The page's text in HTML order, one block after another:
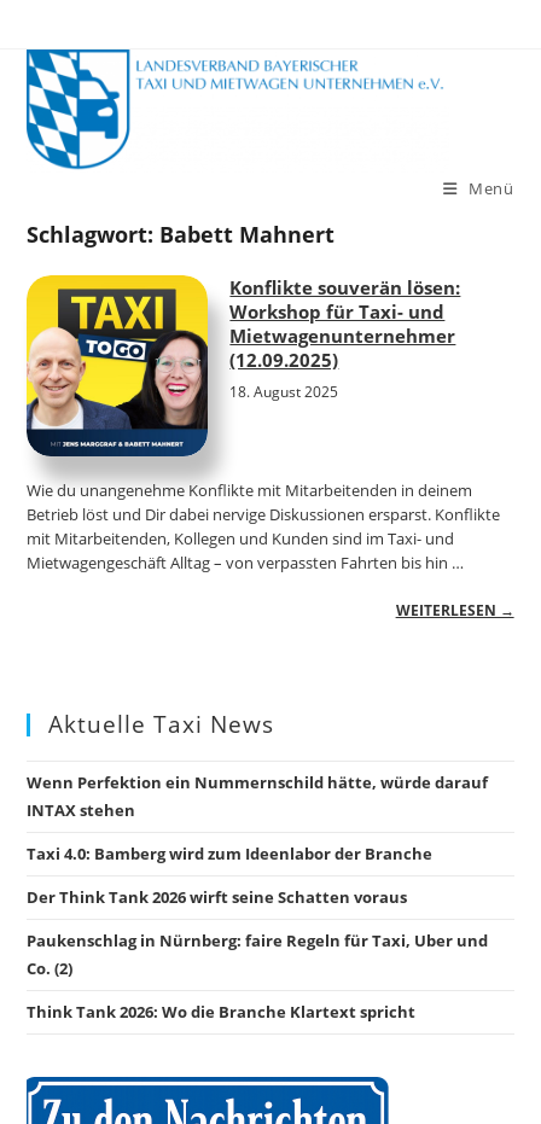
Inhalt
springen
Menü
Schlagwort: Babett Mahnert
Konflikte souverän lösen:
Workshop für Taxi- und
Mietwagenunternehmer
(12.09.2025)
18. August 2025
Wie du unangenehme Konflikte mit Mitarbeitenden in deinem
Betrieb löst und Dir dabei nervige Diskussionen ersparst. Konflikte
mit Mitarbeitenden, Kollegen und Kunden sind im Taxi- und
Mietwagengeschäft Alltag – von verpassten Fahrten bis hin …
WEITERLESEN →
Aktuelle Taxi News
Wenn Perfektion ein Nummernschild hätte, würde darauf
INTAX stehen
Taxi 4.0: Bamberg wird zum Ideenlabor der Branche
Der Think Tank 2026 wirft seine Schatten voraus
Paukenschlag in Nürnberg: faire Regeln für Taxi, Uber und
Co. (2)
Think Tank 2026: Wo die Branche Klartext spricht